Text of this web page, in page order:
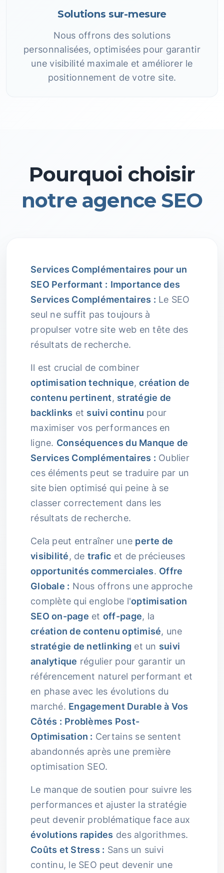
Solutions sur-mesure
Nous offrons des solutions
personnalisées, optimisées pour garantir
une visibilité maximale et améliorer le
positionnement de votre site.
Pourquoi choisir
notre agence SEO
Services Complémentaires pour un
SEO Performant : Importance des
Services Complémentaires : Le SEO
seul ne suffit pas toujours à
propulser votre site web en tête des
résultats de recherche.
Il est crucial de combiner
optimisation technique,création de
contenu pertinent, stratégie de
backlinks et suivi continu pour
maximiser vos performances en
ligne. Conséquences du Manque de
Services Complémentaires : Oublier
ces éléments peut se traduire par un
site bien optimisé qui peine à se
classer correctement dans les
résultats de recherche.
Cela peut entraîner une perte de
visibilité, de trafic et de précieuses
opportunités commerciales. Offre
Globale : Nous offrons une approche
complète qui englobe l'optimisation
SEO on-page et off-page, la
création de contenu optimisé, une
stratégie de netlinking et un suivi
analytique régulier pour garantir un
référencement naturel performant et
en phase avec les évolutions du
marché. Engagement Durable à Vos
Côtés : Problèmes Post-
Optimisation : Certains se sentent
abandonnés après une première
optimisation SEO.
Le manque de soutien pour suivre les
performances et ajuster la stratégie
peut devenir problématique face aux
évolutions rapides des algorithmes.
Coûts et Stress : Sans un suivi
continu, le SEO peut devenir une